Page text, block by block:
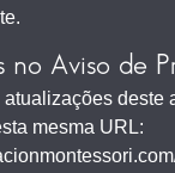
no Aviso de
deste
mesma URL: